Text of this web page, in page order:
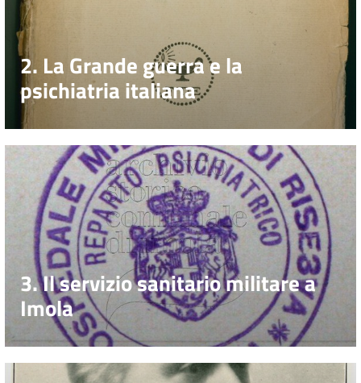
2. La Grande guerra e la
psichiatria italiana
3. Il servizio sanitario militare a
Imola